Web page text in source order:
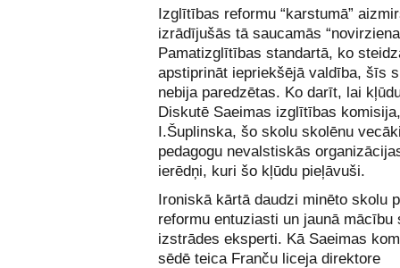
Izglītības reformu “karstumā”
izrādījušās tā saucamās
Pamatizglītības standartā, ko
apstiprināt iepriekšējā valdība, šīs
nebija paredzētas. Ko darīt, lai
Diskutē Saeimas izglītības
I.Šuplinska, šo skolu skolēnu
pedagogu nevalstiskās
ierēdņi, kuri šo kļūdu pieļāvuši.
Ironiskā kārtā daudzi minēto skolu
reformu entuziasti un jaunā mācību
izstrādes eksperti. Kā Saeimas
sēdē teica Franču liceja direktore